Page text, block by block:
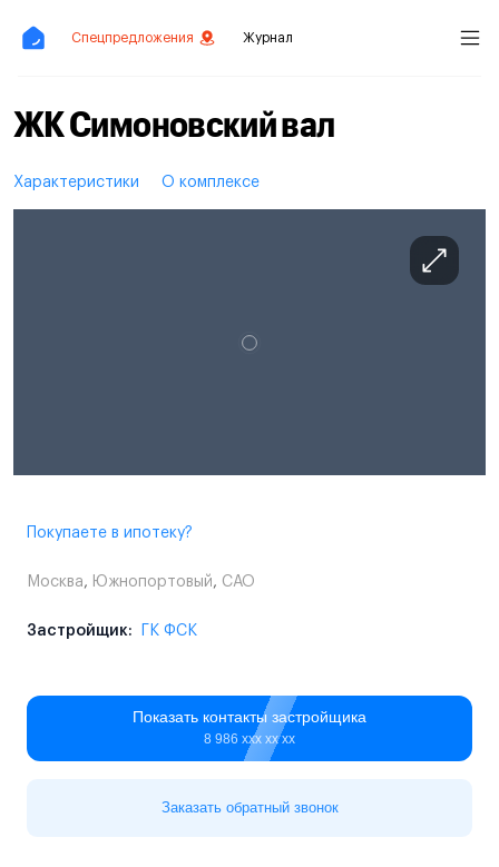
Спецпредложения Журнал
ЖК Симоновский вал
Характеристики О комплексе
Покупаете в ипотеку?
Москва, Южнопортовый, САО
Застройщик: ГК ФСК
Показать контакты застройщика
8 986 ххх хх хх
Заказать обратный звонок